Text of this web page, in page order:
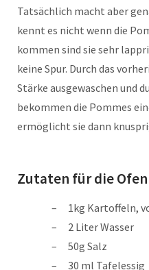
Tatsächlich macht aber
kennt es nicht wenn die
kommen sind sie sehr
keine Spur. Durch das
Stärke ausgewaschen und
bekommen die Pommes
ermöglicht sie dann
Zutaten für die
1kg Kartoffeln,
2 Liter Wasser
50g Salz
30 ml Tafelessig